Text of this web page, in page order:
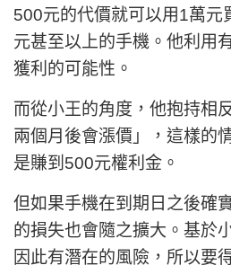
500元的代價就可以用1萬元
元甚至以上的手機。 他利用
獲利的可能性 。
而從小王的角度，他抱持相
兩個月後會漲價」，這樣的
是賺到500元權利金。
但如果手機在到期日之後確
的損失也會隨之擴大。基於
因此有潛在的風險，所以要